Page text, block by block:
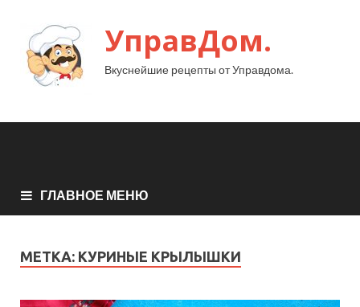
УправДом.
Вкуснейшие рецепты от Управдома.
ГЛАВНОЕ МЕНЮ
МЕТКА: КУРИНЫЕ КРЫЛЫШКИ